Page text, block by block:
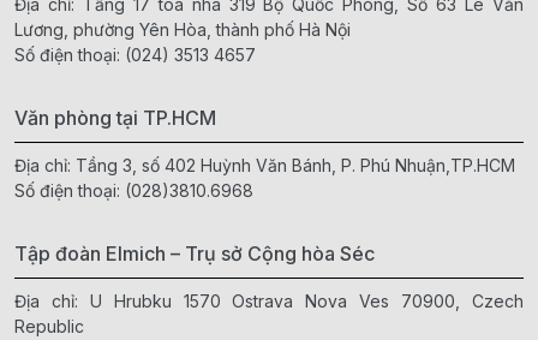
Địa chỉ: Tầng 17 toà nhà 319 Bộ Quốc Phòng, Số 63 Lê Văn
Lương, phường Yên Hòa, thành phố Hà Nội
Số điện thoại: (024) 3513 4657
Văn phòng tại TP.HCM
Địa chỉ: Tầng 3, số 402 Huỳnh Văn Bánh, P. Phú Nhuận,TP.HCM
Số điện thoại: (028)3810.6968
Tập đoàn Elmich – Trụ sở Cộng hòa Séc
Địa chỉ: U Hrubku 1570 Ostrava Nova Ves 70900, Czech
Republic